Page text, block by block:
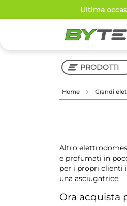
contenuto
Ultima
PRODOTTI
Home Grandi
Altro
e profumati in
per i propri clienti i
una asciugatrice.
Ora acquista